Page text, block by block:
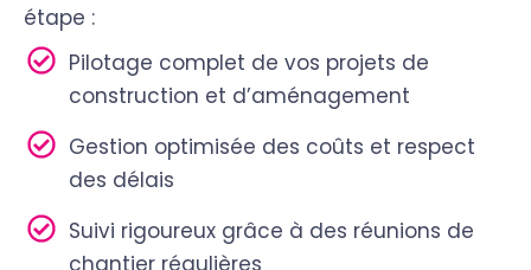
étape :
Pilotage complet de vos projets de
construction et d’aménagement
Gestion optimisée des coûts et respect
des délais
Suivi rigoureux grâce à des réunions de
chantier régulières